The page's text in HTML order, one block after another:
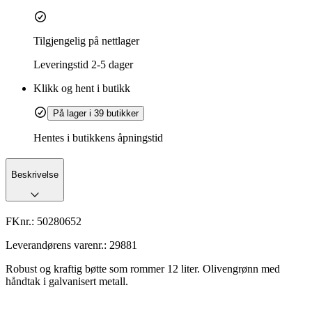
Tilgjengelig på nettlager
Leveringstid 2-5 dager
Klikk og hent i butikk
På lager i 39 butikker
Hentes i butikkens åpningstid
Beskrivelse
FKnr.: 50280652
Leverandørens varenr.: 29881
Robust og kraftig bøtte som rommer 12 liter. Olivengrønn med
håndtak i galvanisert metall.